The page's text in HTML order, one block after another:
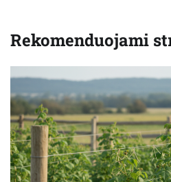
Rekomenduojami